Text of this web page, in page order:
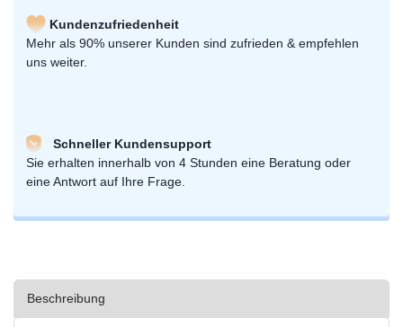
Kundenzufriedenheit
Mehr als 90% unserer Kunden sind zufrieden & empfehlen
uns weiter.
Schneller Kundensupport
Sie erhalten innerhalb von 4 Stunden eine Beratung oder
eine Antwort auf Ihre Frage.
Beschreibung